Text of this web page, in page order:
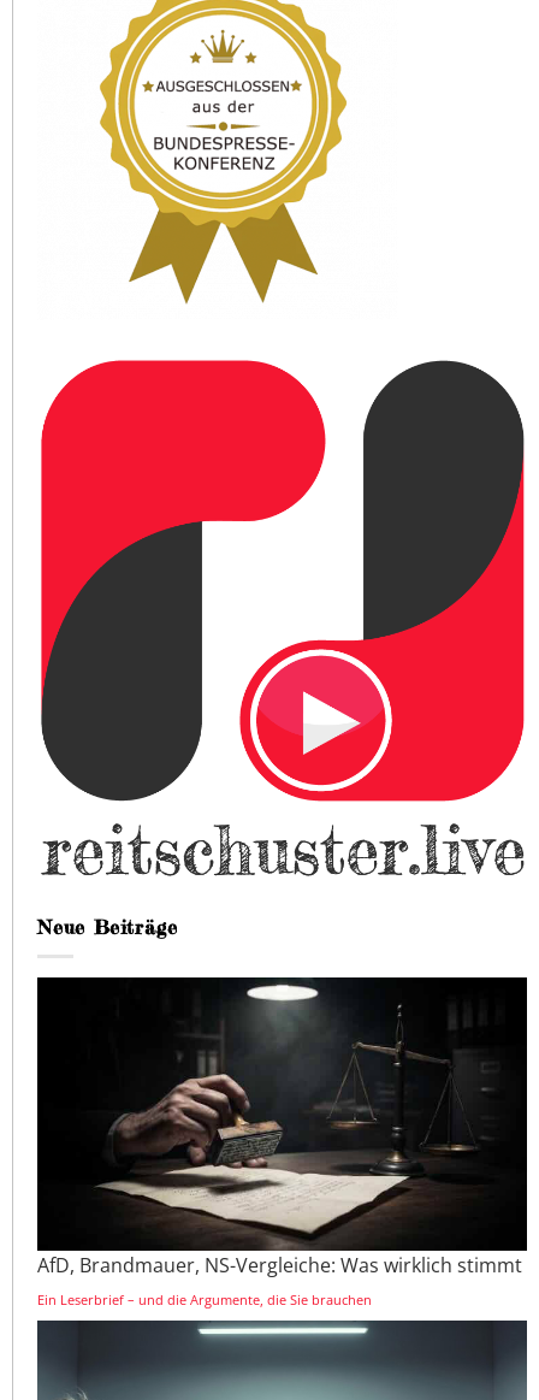
Neue Beiträge
AfD, Brandmauer, NS-Vergleiche: Was wirklich stimmt
Ein Leserbrief – und die Argumente, die Sie brauchen